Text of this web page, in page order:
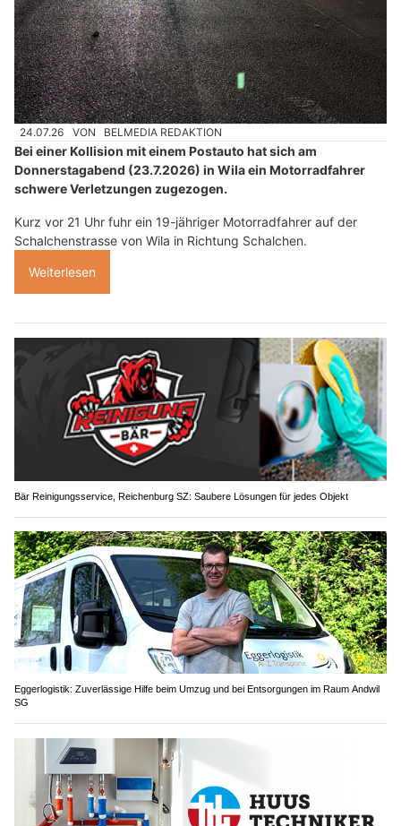
24.07.26 VON BELMEDIA REDAKTION
Bei einer Kollision mit einem Postauto hat sich am
Donnerstagabend (23.7.2026) in Wila ein Motorradfahrer
schwere Verletzungen zugezogen.
Kurz vor 21 Uhr fuhr ein 19-jähriger Motorradfahrer auf der
Schalchenstrasse von Wila in Richtung Schalchen.
Weiterlesen
Bär Reinigungsservice, Reichenburg SZ: Saubere Lösungen für jedes Objekt
Eggerlogistik: Zuverlässige Hilfe beim Umzug und bei Entsorgungen im Raum Andwil
SG